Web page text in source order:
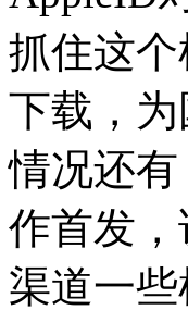
抓住这
下载，
情况还
作首发
渠道一些